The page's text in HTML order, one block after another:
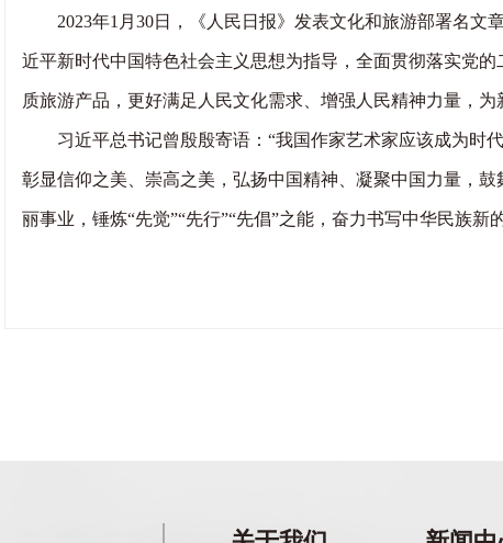
2023年1月30日，《人民日报》发表文化和旅游部署名文
近平新时代中国特色社会主义思想为指导，全面贯彻落实党
质旅游产品，更好满足人民文化需求、增强人民精神力量，
习近平总书记曾殷殷寄语：“我国作家艺术家应该成为时代
彰显信仰之美、崇高之美，弘扬中国精神、凝聚中国力量，
丽事业，锤炼“先觉”“先行”“先倡”之能，奋力书写中华民族